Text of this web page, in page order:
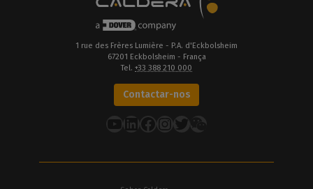
1 rue des Frères Lumière - P.A. d'Eckbolsheim
67201 Eckbolsheim - França
Tel. +33 388 210 000
Contactar-nos
YouTube
LinkedIn
Facebook
Instagram
Twitter